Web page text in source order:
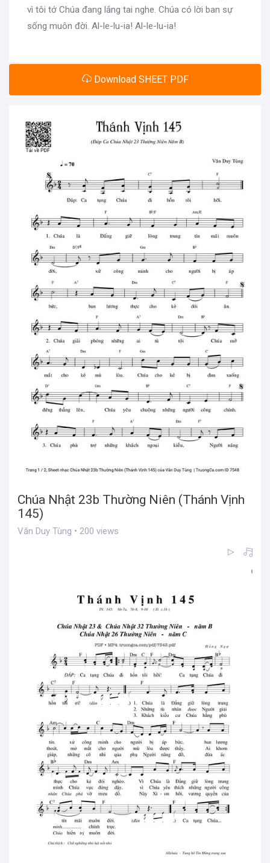
vì tôi tớ Chúa đang lắng tai nghe. Chúa có lời ban sự
sống muôn đời. Al-le-lu-ia! Al-le-lu-ia!
Download SHEET PDF
Chúa Nhật 23b Thường Niên (Thánh Vịnh
145)
Văn Duy Tùng • 200 views